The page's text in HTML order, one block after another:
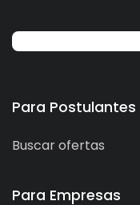
Para Postulantes
Buscar ofertas
Para Empresas